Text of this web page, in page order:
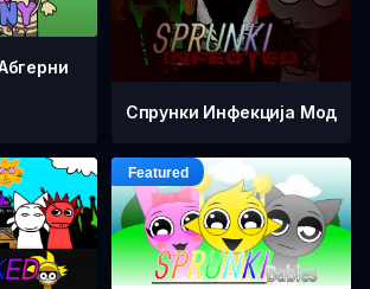
Спрунки Инфекција Мод